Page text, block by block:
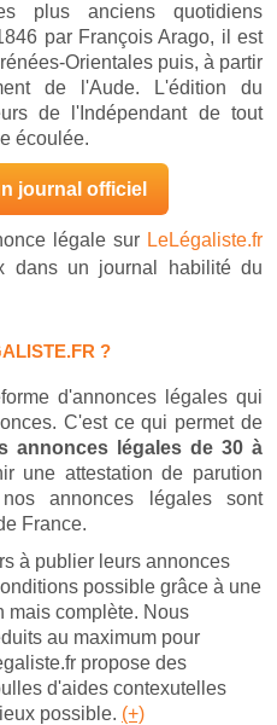
plus anciens quotidiens
par François Arago, il est
Orientales puis, à partir
de l'Aude. L'édition du
de l'Indépendant de tout
écoulée.
journal officiel
légale sur LeLégaliste.fr
dans un journal habilité du
?
d'annonces légales qui
C'est ce qui permet de
annonces légales de 30 à
une attestation de parution
annonces légales sont
France.
à publier leurs annonces
possible grâce à une
mais complète. Nous
au maximum pour
propose des
d'aides contexutelles
possible. (+)